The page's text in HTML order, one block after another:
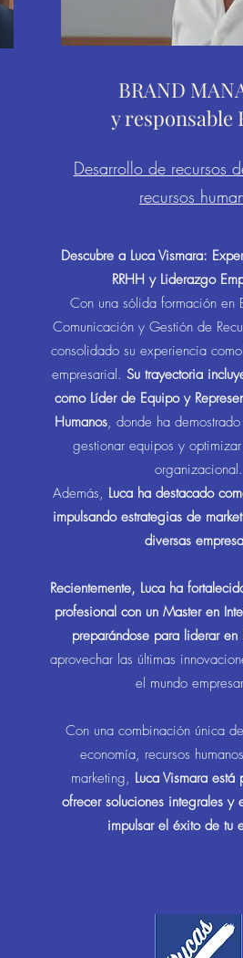
BRAND
y responsable
Desarrollo de recursos
recursos
Descubre a Luca Vismara:
RRHH y Liderazgo
Con una sólida formación en
Comunicación y Gestión de
consolidado su experiencia
empresarial.Su trayectoria
como Líder de Equipo y
Humanos, donde ha
gestionar equipos y
organizacional.
Además, Luca ha destacado
impulsando estrategias de
diversas
Recientemente, Luca ha
profesional con un Master en
preparándose para liderar
aprovechar las últimas
el mundo
Con una combinación única
economía, recursos
marketing, Luca Vismara
ofrecer soluciones integrales y
impulsar el éxito de tu